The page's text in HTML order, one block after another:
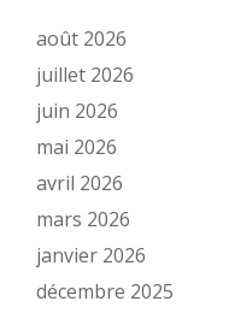
août 2026
juillet 2026
juin 2026
mai 2026
avril 2026
mars 2026
janvier 2026
décembre 2025